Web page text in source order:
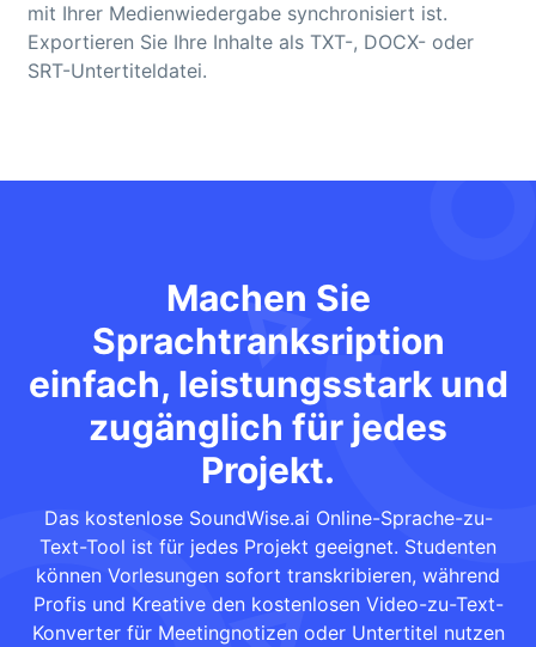
mit Ihrer Medienwiedergabe synchronisiert ist.
Exportieren Sie Ihre Inhalte als TXT-, DOCX- oder
SRT-Untertiteldatei.
Machen Sie
Sprachtranksription
einfach, leistungsstark und
zugänglich für jedes
Projekt.
Das kostenlose SoundWise.ai Online-Sprache-zu-
Text-Tool ist für jedes Projekt geeignet. Studenten
können Vorlesungen sofort transkribieren, während
Profis und Kreative den kostenlosen Video-zu-Text-
Konverter für Meetingnotizen oder Untertitel nutzen